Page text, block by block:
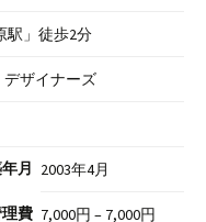
駅」徒歩2分
デザイナーズ
月 2003年4月
費 7,000円 – 7,000円